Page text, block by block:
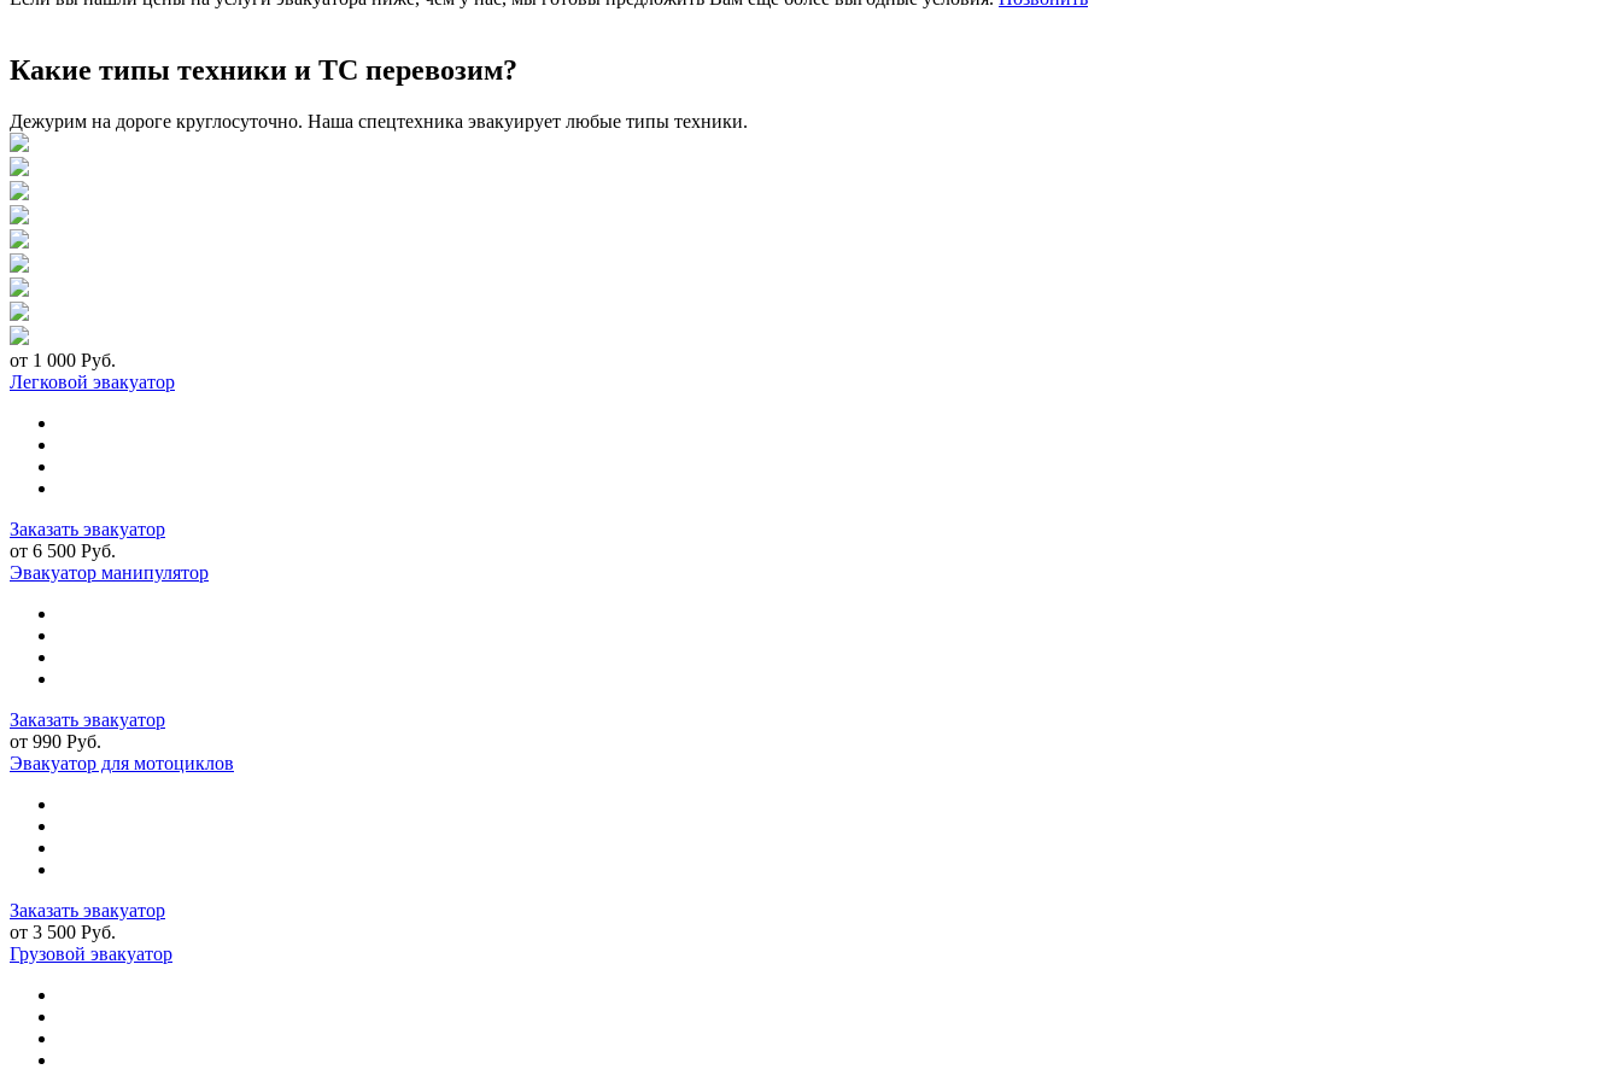
Какие типы техники и ТС перевозим?
Дежурим на дороге круглосуточно. Наша спецтехника эвакуирует любые типы техники.
от 1 000 Руб.
Легковой эвакуатор
Заказать эвакуатор
от 6 500 Руб.
Эвакуатор манипулятор
Заказать эвакуатор
от 990 Руб.
Эвакуатор для мотоциклов
Заказать эвакуатор
от 3 500 Руб.
Грузовой эвакуатор